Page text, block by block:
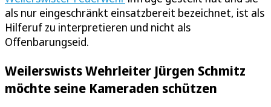
als nur eingeschränkt einsatzbereit bezeichnet, ist als
Hilferuf zu interpretieren und nicht als
Offenbarungseid.
Weilerswists Wehrleiter Jürgen Schmitz
möchte seine Kameraden schützen